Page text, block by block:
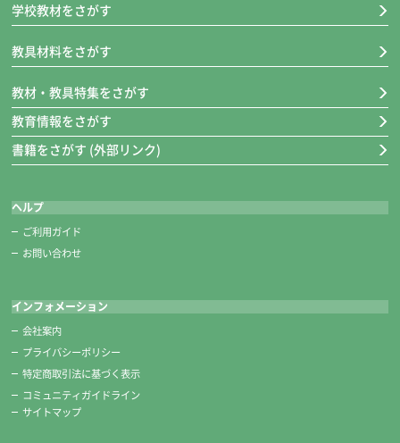
学校教材をさがす
教具材料をさがす
教材・教具特集をさがす
教育情報をさがす
書籍をさがす (外部リンク)
ヘルプ
ご利用ガイド
お問い合わせ
インフォメーション
会社案内
プライバシーポリシー
特定商取引法に基づく表示
コミュニティガイドライン
サイトマップ